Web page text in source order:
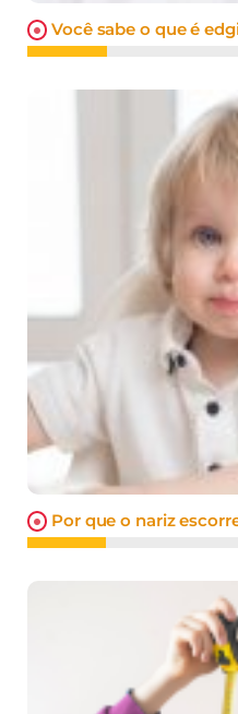
Você sabe o que é
Por que o nariz